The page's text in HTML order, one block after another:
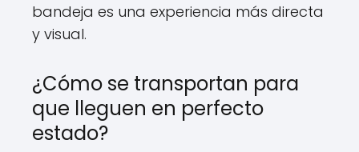
bandeja es una experiencia más directa
y visual.
¿Cómo se transportan para
que lleguen en perfecto
estado?